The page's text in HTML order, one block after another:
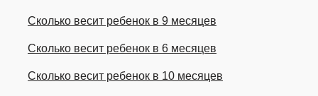
Сколько весит ребенок в 9 месяцев
Сколько весит ребенок в 6 месяцев
Сколько весит ребенок в 10 месяцев